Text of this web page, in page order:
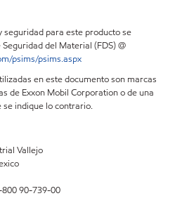
seguridad para este producto se
del Material (FDS) @
psims/psims.aspx
en este documento son marcas
de Exxon Mobil Corporation o de una
se indique lo contrario.
Vallejo
90-739-00